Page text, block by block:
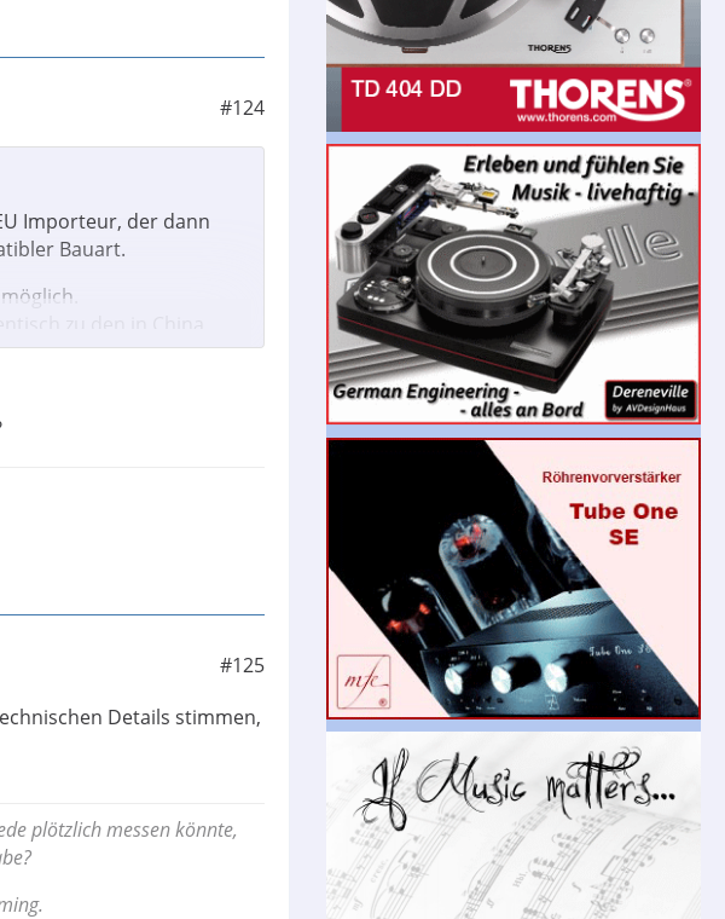
#124
Importeur, der dann
Bauart.
zu den in China
sein mag.
über IAD bezogen.
werden:
en
#125
Details stimmen,
plötzlich messen könnte,